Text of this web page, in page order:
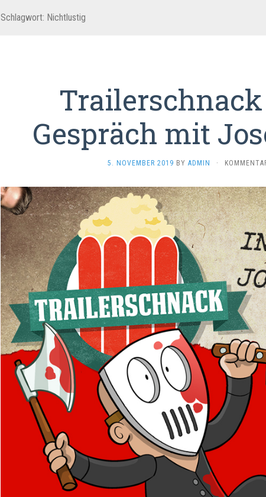
Schlagwort: Nichtlustig
Gespräch mit
5. NOVEMBER 2019 BY ADMIN ·